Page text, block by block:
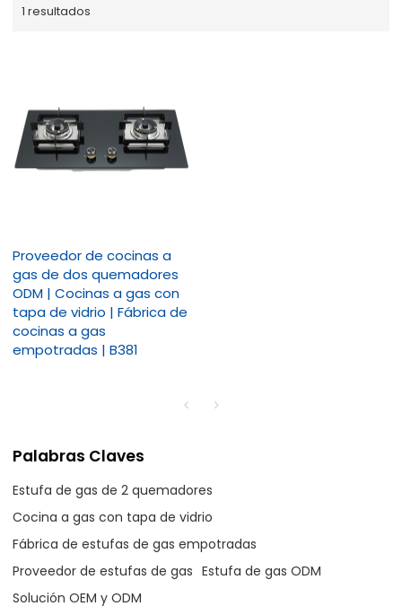
1 resultados
Proveedor de cocinas a
gas de dos quemadores
ODM | Cocinas a gas con
tapa de vidrio | Fábrica de
cocinas a gas
empotradas | B381
Palabras Claves
Estufa de gas de 2 quemadores
Cocina a gas con tapa de vidrio
Fábrica de estufas de gas empotradas
Proveedor de estufas de gas Estufa de gas ODM
Solución OEM y ODM